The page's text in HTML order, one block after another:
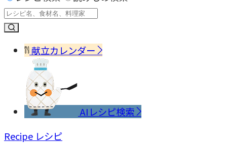
献立カレンダー
AIレシピ検索
Recipe レシピ